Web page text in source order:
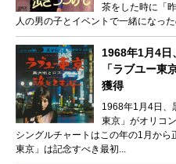
茶をした時に「
人の男の子とイベントで一緒になった
1968年1月4日
「ラブユー東
獲得
1968年1月4日、
東京」がオリコ
シングルチャートはこの年の1月か
東京」は記念すべき最初...